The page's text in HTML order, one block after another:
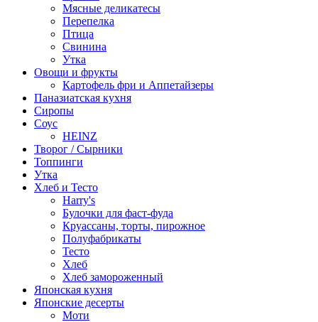
Мясные деликатесы
Перепелка
Птица
Свинина
Утка
Овощи и фрукты
Картофель фри и Аппетайзеры
Паназиатская кухня​
Сиропы
Соус
HEINZ
Творог / Сырники
Топпинги
Утка
Хлеб и Тесто
Harry's
Булочки для фаст-фуда
Круассаны, торты, пирожное
Полуфабрикаты
Тесто
Хлеб
Хлеб замороженный
Японская кухня
Японские десерты
Моти